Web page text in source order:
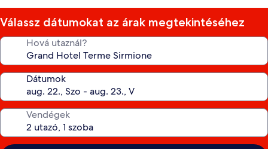
Válassz dátumokat az árak megtekintéséhez
Hová utaznál?
Dátumok
Vendégek